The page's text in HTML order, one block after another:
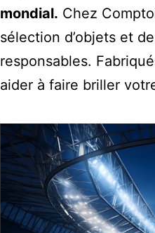
mondial. Chez
sélection d’objets et
responsables.
aider à faire briller